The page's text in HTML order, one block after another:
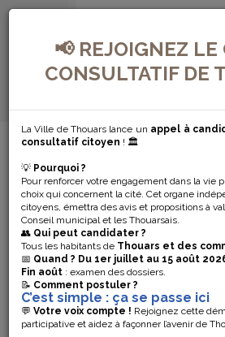
📢 REJOIGNEZ LE
CONSULTATIF DE
La Ville de Thouars lance un appel à
consultatif citoyen ! 🏛️
💡 Pourquoi ?
Pour renforcer votre engagement dans la vie
choix qui concernent la cité. Cet organe
citoyens, émettra des avis et propositions à
Conseil municipal et les Thouarsais.
👥 Qui peut candidater ?
Tous les habitants de Thouars et des
📅 Quand ? Du 1er juillet au 15 août
Fin août : examen des dossiers.
📝 Comment postuler ?
C’est simple : ça se passe ici
💬 Votre voix compte ! Rejoignez cette
participative et aidez à façonner l’avenir de
MENU DE
LES DEUX-
SÈVRES
VIGILANCE
ROUGE
«